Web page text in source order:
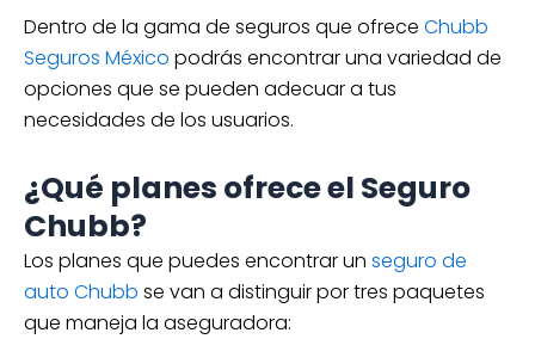
Dentro de la gama de seguros que ofrece Chubb
Seguros México podrás encontrar una variedad de
opciones que se pueden adecuar a tus
necesidades de los usuarios.
¿Qué planes ofrece el Seguro
Chubb?
Los planes que puedes encontrar un seguro de
auto Chubb se van a distinguir por tres paquetes
que maneja la aseguradora: